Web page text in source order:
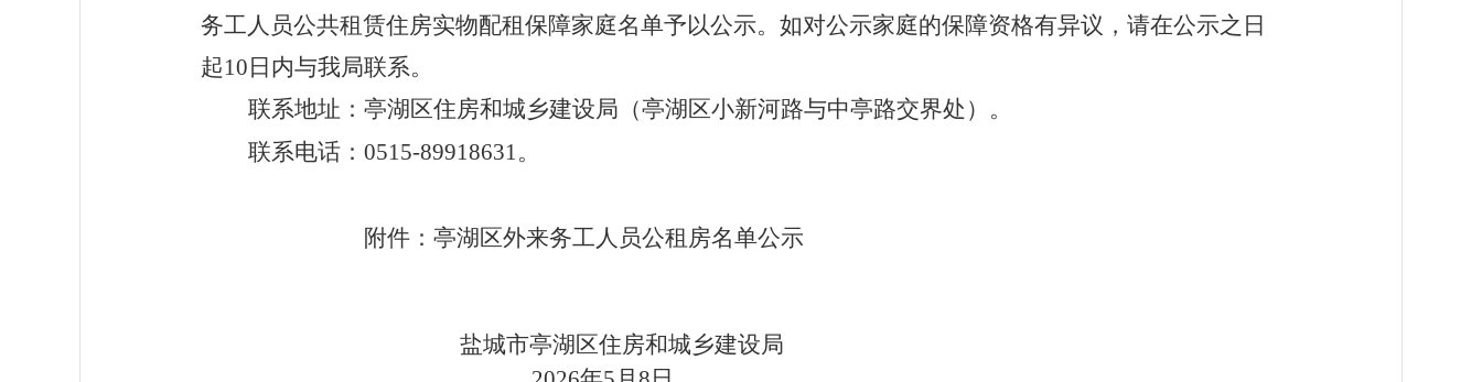
务工人员公共租赁住房实物配租保障家庭名单予以公示。如对公示家庭的保障资格有异议，请在公示之日
起10 日内与我局联系。
联系地址：亭湖区住房和城乡建设局（亭湖区小新河路与中亭路交界处）。
联系电话： 0515-89918631。
附件：亭湖区外来务工人员公租房名单公示
盐城市亭湖区住房和城乡建设局